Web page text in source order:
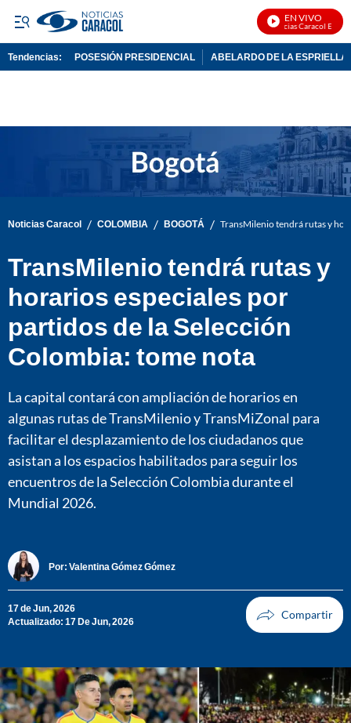
EN VIVO
Noticias Caracol En Vivo
Tendencias: POSESIÓN PRESIDENCIAL ABELARDO DE LA ESPRIELLA
Noticias Caracol / COLOMBIA / BOGOTÁ / TransMilenio tendrá rutas y
TransMilenio tendrá rutas y
horarios especiales por
partidos de la Selección
Colombia: tome nota
La capital contará con ampliación de horarios en
algunas rutas de TransMilenio y TransMiZonal para
facilitar el desplazamiento de los ciudadanos que
asistan a los espacios habilitados para seguir los
encuentros de la Selección Colombia durante el
Mundial 2026.
Por: Valentina Gómez Gómez
17 de Jun, 2026
Actualizado: 17 De Jun, 2026